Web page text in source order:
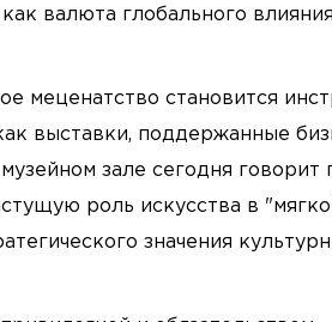
валюта глобального влияния
меценатство становится
выставки, поддержанные
зале сегодня говорит
роль искусства в
значения